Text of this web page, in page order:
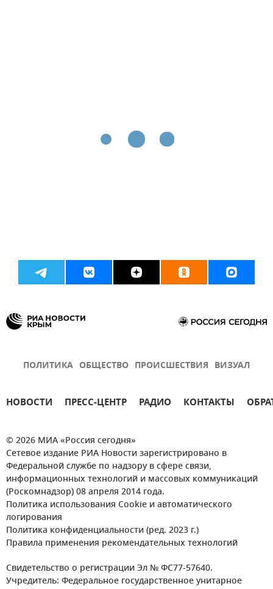
ПОЛИТИКА ОБЩЕСТВО ПРОИСШЕСТВИЯ ВИЗУАЛ
НОВОСТИ ПРЕСС-ЦЕНТР РАДИО КОНТАКТЫ
© 2026 МИА «Россия сегодня»
Сетевое издание РИА Новости зарегистрировано в
Федеральной службе по надзору в сфере связи,
информационных технологий и массовых коммуникаций
(Роскомнадзор) 08 апреля 2014 года.
Политика использования Cookie и автоматического
логирования
Политика конфиденциальности (ред. 2023 г.)
Правила применения рекомендательных технологий
Свидетельство о регистрации Эл № ФС77-57640.
Учредитель: Федеральное государственное унитарное